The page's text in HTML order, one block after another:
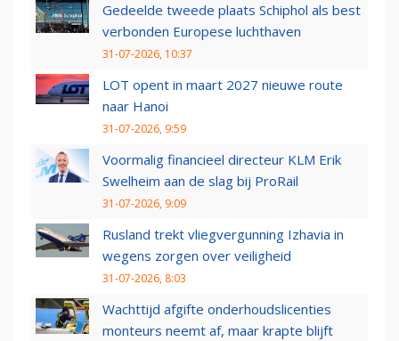
Gedeelde tweede plaats Schiphol als best
verbonden Europese luchthaven
31-07-2026, 10:37
LOT opent in maart 2027 nieuwe route
naar Hanoi
31-07-2026, 9:59
Voormalig financieel directeur KLM Erik
Swelheim aan de slag bij ProRail
31-07-2026, 9:09
Rusland trekt vliegvergunning Izhavia in
wegens zorgen over veiligheid
31-07-2026, 8:03
Wachttijd afgifte onderhoudslicenties
monteurs neemt af, maar krapte blijft